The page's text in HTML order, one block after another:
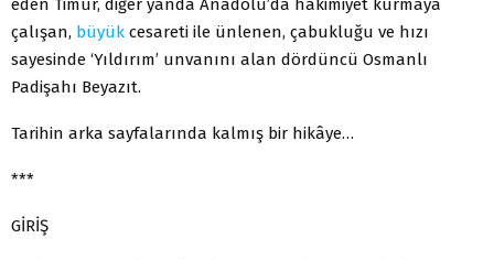
çalışan, büyük cesareti ile ünlenen, çabukluğu ve hızı
sayesinde ‘Yıldırım’ unvanını alan dördüncü Osmanlı
Padişahı Beyazıt.
Tarihin arka sayfalarında kalmış bir hikâye…
***
GİRİŞ